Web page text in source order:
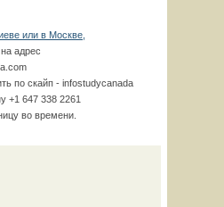
или в Москве,
адрес
по скайп - infostudycanada
+1 647 338 2261
во времени.